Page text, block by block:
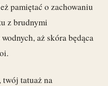
pamiętać o zachowaniu
z brudnymi
aż skóra będąca
tatuaż na